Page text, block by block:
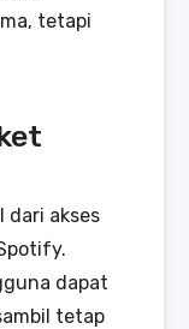
tetapi
dari akses
dapat
tetap